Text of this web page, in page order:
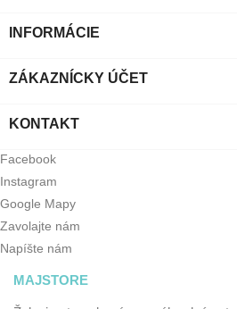
INFORMÁCIE
ZÁKAZNÍCKY ÚČET
KONTAKT
Facebook
Instagram
Google Mapy
Zavolajte nám
Napíšte nám
MAJSTORE